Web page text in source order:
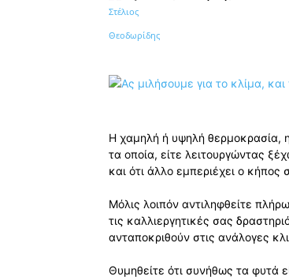
Κοινοποίηση
Η χαμηλή ή υψηλή θερμοκρασία,
τα οποία, είτε λειτουργώντας
και ότι άλλο εμπεριέχει ο κήπος
Μόλις λοιπόν αντιληφθείτε
τις καλλιεργητικές σας
ανταποκριθούν στις ανάλογες
Θυμηθείτε ότι συνήθως τα φυτά